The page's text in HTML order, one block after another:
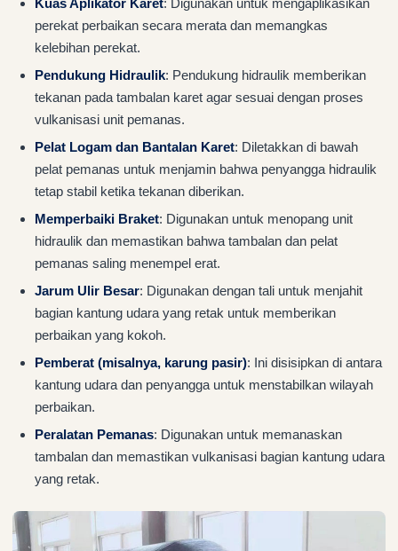
perekat perbaikan secara merata dan memangkas
kelebihan perekat.
Pendukung Hidraulik: Pendukung hidraulik memberikan
tekanan pada tambalan karet agar sesuai dengan proses
vulkanisasi unit pemanas.
Pelat Logam dan Bantalan Karet: Diletakkan di bawah
pelat pemanas untuk menjamin bahwa penyangga hidraulik
tetap stabil ketika tekanan diberikan.
Memperbaiki Braket: Digunakan untuk menopang unit
hidraulik dan memastikan bahwa tambalan dan pelat
pemanas saling menempel erat.
Jarum Ulir Besar: Digunakan dengan tali untuk menjahit
bagian kantung udara yang retak untuk memberikan
perbaikan yang kokoh.
Pemberat (misalnya, karung pasir): Ini disisipkan di antara
kantung udara dan penyangga untuk menstabilkan wilayah
perbaikan.
Peralatan Pemanas: Digunakan untuk memanaskan
tambalan dan memastikan vulkanisasi bagian kantung udara
yang retak.